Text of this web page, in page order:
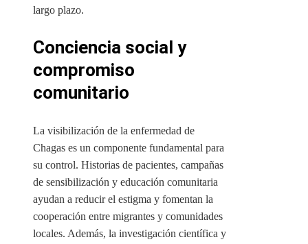
largo plazo.
Conciencia social y
compromiso
comunitario
La visibilización de la enfermedad de
Chagas es un componente fundamental para
su control. Historias de pacientes, campañas
de sensibilización y educación comunitaria
ayudan a reducir el estigma y fomentan la
cooperación entre migrantes y comunidades
locales. Además, la investigación científica y